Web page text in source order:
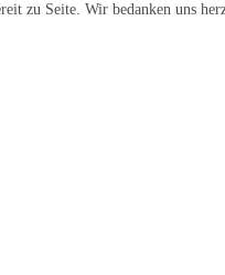
zu Seite. Wir bedanken uns